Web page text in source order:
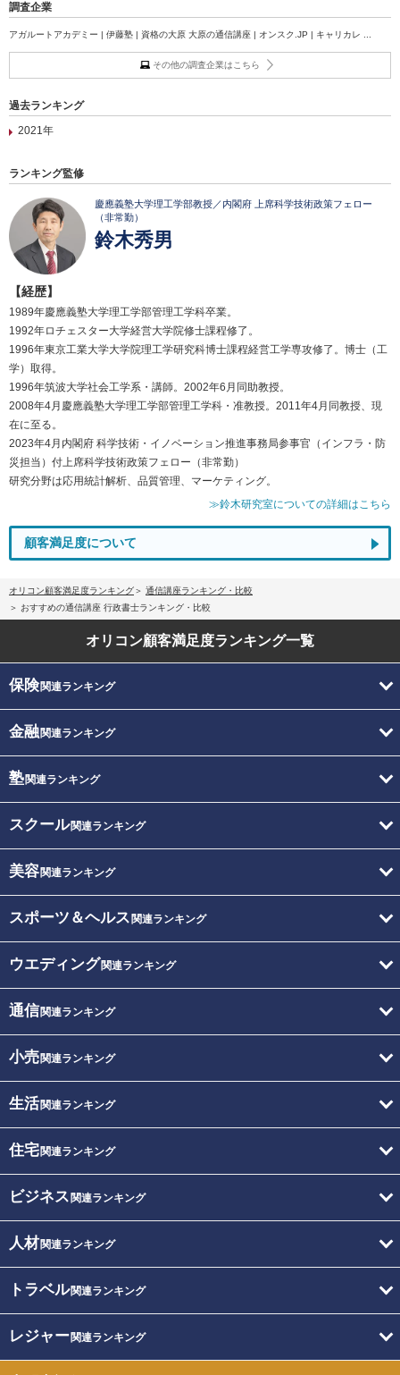
調査企業
アガルートアカデミー | 伊藤塾 | 資格の大原 大原の通信講座 | オンスク.JP | キャリカレ ...
その他の調査企業はこちら
過去ランキング
2021年
ランキング監修
慶應義塾大学理工学部教授／内閣府 上席科学技術政策フェロー
（非常勤）
鈴木秀男
【経歴】
1989年慶應義塾大学理工学部管理工学科卒業。
1992年ロチェスター大学経営大学院修士課程修了。
1996年東京工業大学大学院理工学研究科博士課程経営工学専攻修了。博士（工
学）取得。
1996年筑波大学社会工学系・講師。2002年6月同助教授。
2008年4月慶應義塾大学理工学部管理工学科・准教授。2011年4月同教授、現
在に至る。
2023年4月内閣府 科学技術・イノベーション推進事務局参事官（インフラ・防
災担当）付上席科学技術政策フェロー（非常勤）
研究分野は応用統計解析、品質管理、マーケティング。
≫鈴木研究室についての詳細はこちら
顧客満足度について
オリコン顧客満足度ランキング
通信講座ランキング・比較
おすすめの通信講座 行政書士ランキング・比較
オリコン顧客満足度ランキング一覧
保険関連ランキング
金融関連ランキング
塾関連ランキング
スクール関連ランキング
美容関連ランキング
スポーツ＆ヘルス 関連ランキング
ウエディング関連ランキング
通信関連ランキング
小売関連ランキング
生活関連ランキング
住宅関連ランキング
ビジネス 関連ランキング
人材関連ランキング
トラベル関連ランキング
レジャー関連ランキング